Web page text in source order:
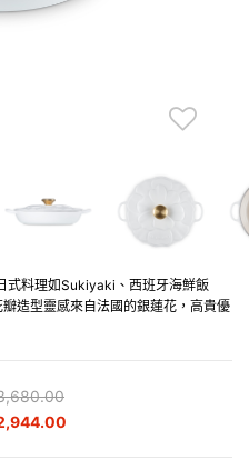
式料理如Sukiyaki、西班牙海鮮飯
造型靈感來自法國的銀蓮花，高貴優
from
to